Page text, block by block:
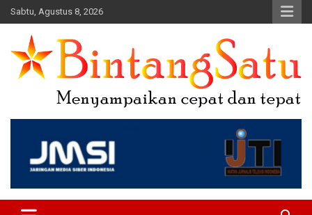
Skip
to
content
Sabtu, Agustus 8, 2026
Portal Berita Nasional dan
Regional